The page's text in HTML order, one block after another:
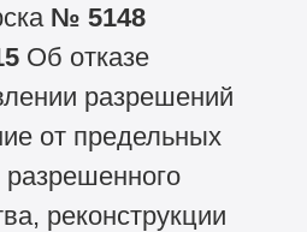
№ 5148
Об отказе
разрешений
от предельных
реконструкции